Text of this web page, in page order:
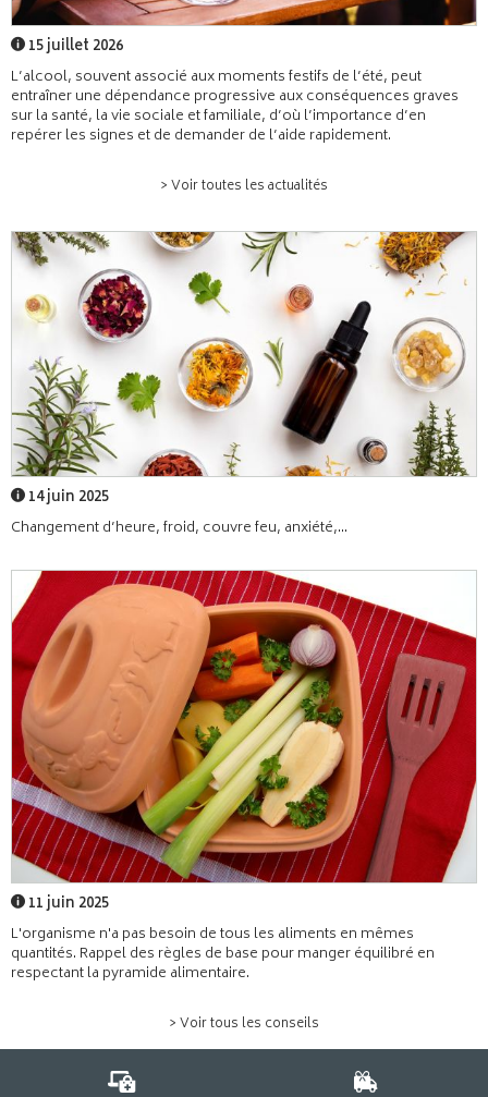
15 juillet 2026
L’alcool, souvent associé aux moments festifs de l’été, peut
entraîner une dépendance progressive aux conséquences graves
sur la santé, la vie sociale et familiale, d’où l’importance d’en
repérer les signes et de demander de l’aide rapidement.
> Voir toutes les actualités
14 juin 2025
Changement d’heure, froid, couvre feu, anxiété,...
11 juin 2025
L'organisme n'a pas besoin de tous les aliments en mêmes
quantités. Rappel des règles de base pour manger équilibré en
respectant la pyramide alimentaire.
> Voir tous les conseils